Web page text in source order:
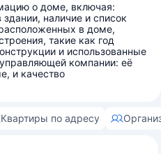
о доме, включая:
наличие и список
в доме,
такие как год
и использованные
компании: её
и качество
Квартиры по адресу